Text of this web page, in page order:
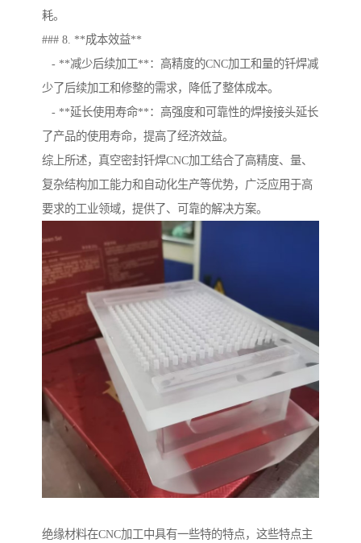
耗。
### 8. **成本效益**
- **减少后续加工**：高精度的CNC加工和量的钎焊减
少了后续加工和修整的需求，降低了整体成本。
- **延长使用寿命**：高强度和可靠性的焊接接头延长
了产品的使用寿命，提高了经济效益。
综上所述，真空密封钎焊CNC加工结合了高精度、量、
复杂结构加工能力和自动化生产等优势，广泛应用于高
要求的工业领域，提供了、可靠的解决方案。
绝缘材料在CNC加工中具有一些特的特点，这些特点主